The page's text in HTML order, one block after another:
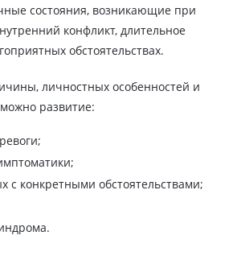
состояния, возникающие при
конфликт, длительное
обстоятельствах.
личностных особенностей и
развитие:
с конкретными обстоятельствами;